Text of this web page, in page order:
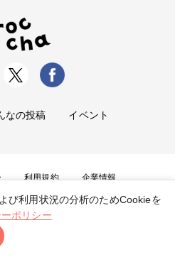
なの投稿 イベント
利用規約 企業情報
い合わせ
Co., Ltd. All Rights Reserved.
び利用状況の分析のためCookieを
ポリシー